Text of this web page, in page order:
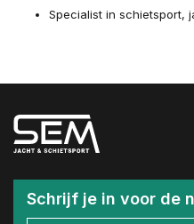
Specialist in schietsport,
Schrijf je in voor de